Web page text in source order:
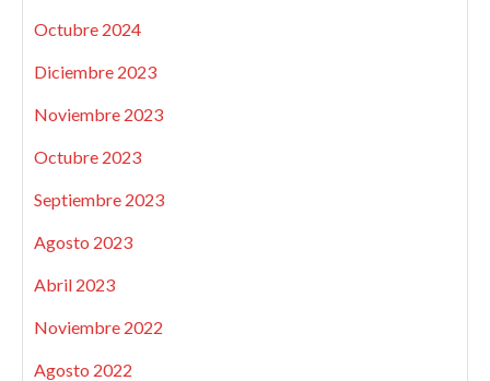
Octubre 2024
Diciembre 2023
Noviembre 2023
Octubre 2023
Septiembre 2023
Agosto 2023
Abril 2023
Noviembre 2022
Agosto 2022